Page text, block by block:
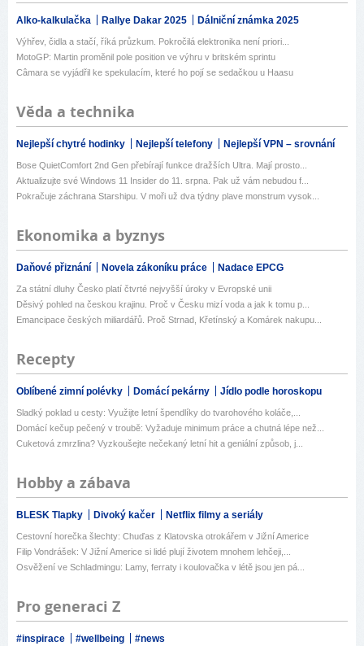
Alko-kalkulačka Rallye Dakar 2025 Dálniční známka 2025
Výhřev, čidla a stačí, říká průzkum. Pokročilá elektronika není priori...
MotoGP: Martin proměnil pole position ve výhru v britském sprintu
Câmara se vyjádřil ke spekulacím, které ho pojí se sedačkou u Haasu
Věda a technika
Nejlepší chytré hodinky Nejlepší telefony Nejlepší VPN – srovnání
Bose QuietComfort 2nd Gen přebírají funkce dražších Ultra. Mají prosto...
Aktualizujte své Windows 11 Insider do 11. srpna. Pak už vám nebudou f...
Pokračuje záchrana Starshipu. V moři už dva týdny plave monstrum vysok...
Ekonomika a byznys
Daňové přiznání Novela zákoníku práce Nadace EPCG
Za státní dluhy Česko platí čtvrté nejvyšší úroky v Evropské unii
Děsivý pohled na českou krajinu. Proč v Česku mizí voda a jak k tomu p...
Emancipace českých miliardářů. Proč Strnad, Křetínský a Komárek nakupu...
Recepty
Oblíbené zimní polévky Domácí pekárny Jídlo podle horoskopu
Sladký poklad u cesty: Využijte letní špendlíky do tvarohového koláče,...
Domácí kečup pečený v troubě: Vyžaduje minimum práce a chutná lépe než...
Cuketová zmrzlina? Vyzkoušejte nečekaný letní hit a geniální způsob, j...
Hobby a zábava
BLESK Tlapky Divoký kačer Netflix filmy a seriály
Cestovní horečka šlechty: Chuďas z Klatovska otrokářem v Jižní Americe
Filip Vondrášek: V Jižní Americe si lidé plují životem mnohem lehčeji,...
Osvěžení ve Schladmingu: Lamy, ferraty i koulovačka v létě jsou jen pá...
Pro generaci Z
#inspirace #wellbeing #news